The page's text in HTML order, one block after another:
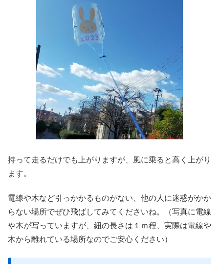
持って走るだけでも上がりますが、風に乗ると高く上がり
ます。
電線や木など引っかかるものがない、他の人に迷惑がかか
らない場所でぜひ飛ばしてみてくださいね。（写真に電線
や木が写っていますが、紐の長さは１ｍ程、実際は電線や
木から離れている場所なのでご安心ください）